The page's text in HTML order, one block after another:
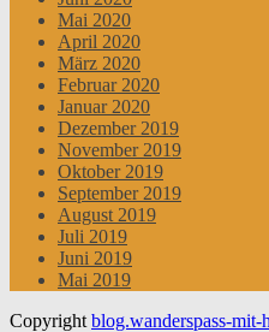
Mai 2020
April 2020
März 2020
Februar 2020
Januar 2020
Dezember 2019
November 2019
Oktober 2019
September 2019
August 2019
Juli 2019
Juni 2019
Mai 2019
Copyright blog.wanderspass-mit-